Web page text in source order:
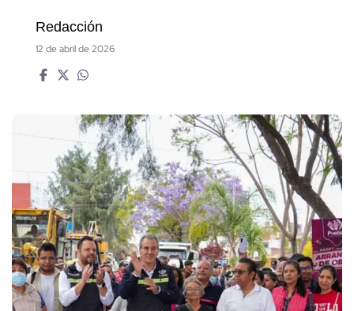
Redacción
12 de abril de 2026